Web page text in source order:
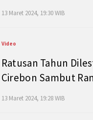
13 Maret 2024, 19:30 WIB
Video
Ratusan Tahun
Cirebon Sambut
13 Maret 2024, 19:28 WIB